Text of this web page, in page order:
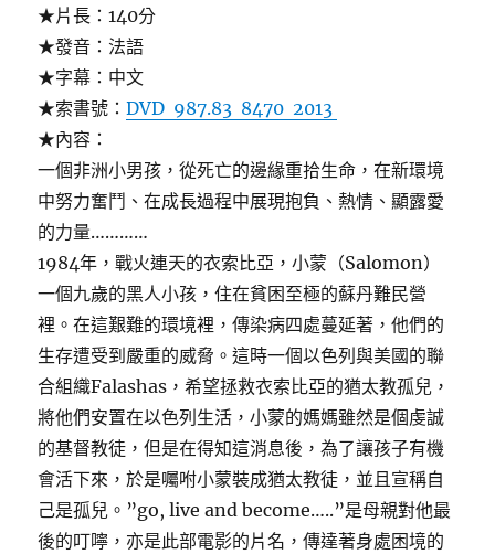
★片長：140分
★發音：法語
★字幕：中文
★索書號：DVD 987.83 8470 2013
★內容：
一個非洲小男孩，從死亡的邊緣重拾生命，在新環境
中努力奮鬥、在成長過程中展現抱負、熱情、顯露愛
的力量…………
1984年，戰火連天的衣索比亞，小蒙（Salomon）
一個九歲的黑人小孩，住在貧困至極的蘇丹難民營
裡。在這艱難的環境裡，傳染病四處蔓延著，他們的
生存遭受到嚴重的威脅。這時一個以色列與美國的聯
合組織Falashas，希望拯救衣索比亞的猶太教孤兒，
將他們安置在以色列生活，小蒙的媽媽雖然是個虔誠
的基督教徒，但是在得知這消息後，為了讓孩子有機
會活下來，於是囑咐小蒙裝成猶太教徒，並且宣稱自
己是孤兒。”go, live and become…..”是母親對他最
後的叮嚀，亦是此部電影的片名，傳達著身處困境的